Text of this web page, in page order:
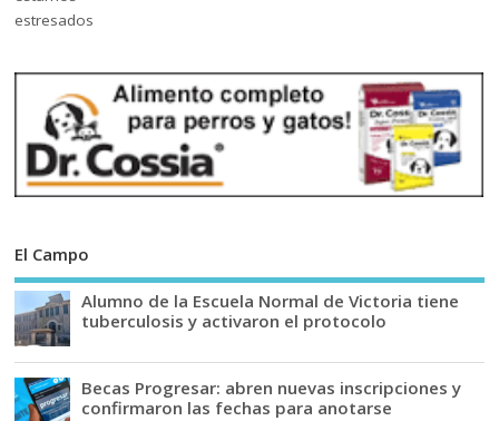
El Campo
Alumno de la Escuela Normal de Victoria tiene
tuberculosis y activaron el protocolo
Becas Progresar: abren nuevas inscripciones y
confirmaron las fechas para anotarse